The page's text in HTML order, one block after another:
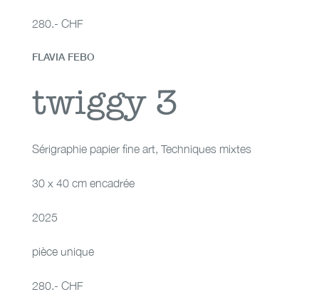
280.- CHF
twiggy 3
FLAVIA FEBO
twiggy 3
Sérigraphie papier fine art, Techniques mixtes
30 x 40 cm encadrée
2025
pièce unique
280.- CHF